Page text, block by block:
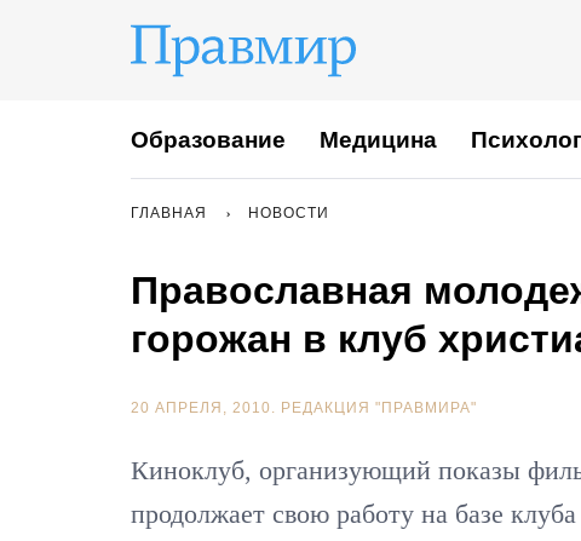
Образование Медицина
ГЛАВНАЯ НОВОСТИ
Православная
горожан в клуб
20 АПРЕЛЯ, 2010. РЕДАКЦИЯ "ПРАВМИРА"
Киноклуб, организующий показы
продолжает свою работу на базе